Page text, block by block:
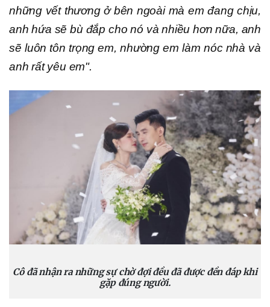
những vết thương ở bên ngoài mà em đang chịu,
anh hứa sẽ bù đắp cho nó và nhiều hơn nữa, anh
sẽ luôn tôn trọng em, nhường em làm nóc nhà và
anh rất yêu em".
Cô đã nhận ra những sự chờ đợi đều đã được đền đáp khi
gặp đúng người.